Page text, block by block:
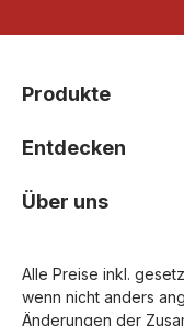
Produkte
Entdecken
Über uns
Alle Preise inkl.
wenn nicht anders
Änderungen der